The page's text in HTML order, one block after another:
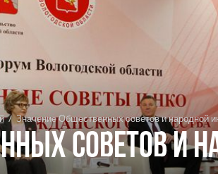
/ Значение Общественных советов и народной
советов и